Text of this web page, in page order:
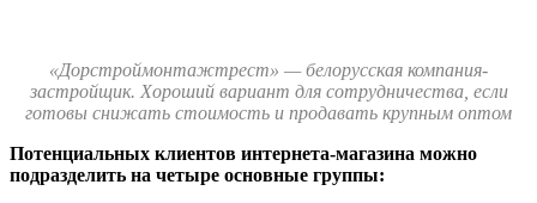
«Дорстроймонтажтрест» — белорусская компания-
застройщик. Хороший вариант для сотрудничества, если
готовы снижать стоимость и продавать крупным оптом
Потенциальных клиентов интернета-магазина можно
подразделить на четыре основные группы: